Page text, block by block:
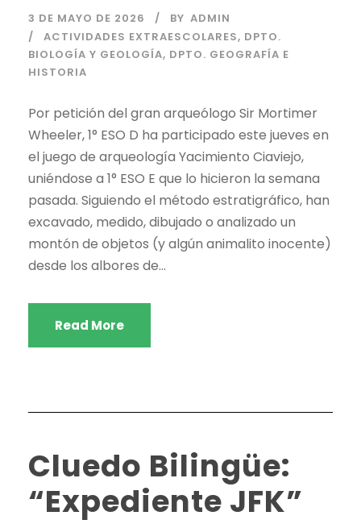
3 DE MAYO DE 2026 BY ADMIN
ACTIVIDADES EXTRAESCOLARES, DPTO.
BIOLOGÍA Y GEOLOGÍA, DPTO. GEOGRAFÍA E
HISTORIA
Por petición del gran arqueólogo Sir Mortimer
Wheeler, 1° ESO D ha participado este jueves en
el juego de arqueología Yacimiento Ciaviejo,
uniéndose a 1° ESO E que lo hicieron la semana
pasada. Siguiendo el método estratigráfico, han
excavado, medido, dibujado o analizado un
montón de objetos (y algún animalito inocente)
desde los albores de...
Read More
Cluedo Bilingüe:
“Expediente JFK”